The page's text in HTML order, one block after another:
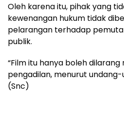
Oleh karena itu, pihak yang
kewenangan hukum tidak
pelarangan terhadap
publik.
“Film itu hanya boleh
pengadilan, menurut undang-
(Snc)